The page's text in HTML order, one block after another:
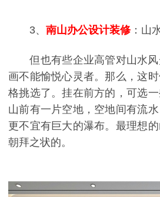
3、南山办公设计装修：山
但也有些企业高管对山水
画不能愉悦心灵者。那么，这
格挑选了。挂在前方的，可选一
山前有一片空地，空地间有流
更不宜有巨大的瀑布。最理想
朝拜之状的。